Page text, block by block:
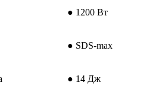
● 1200 Вт
● SDS-max
● 14 Дж